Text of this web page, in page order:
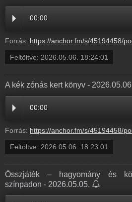
00:00
Forrás: https://anchor.fm/s/45194458/podcast/play/119561941/https%3A%2F%2Fd3ctxlq1ktw2nl.cloudfront.net%2Fstaging%2F2026-4-6%2F6f980f98-f32b-b51a-
Feltöltve: 2026.05.06. 18:24:01
A kék zónás kert könyv -
00:00
Forrás: https://anchor.fm/s/45194458/podcast/play/119561919/https%3A%2F%2Fd3ctxlq1ktw2nl.cloudfront.net%2Fstaging%2F2026-4-6%2Fdc72b10d-2625-f566-
Feltöltve: 2026.05.06. 18:23:01
Összjáték – hagyomány és
színpadon - 2026.05.05.